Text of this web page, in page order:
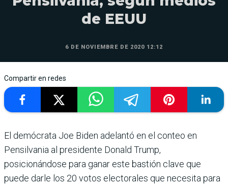
de EEUU
6 DE NOVIEMBRE DE 2020 12:12
Compartir en redes
El demócrata Joe Biden adelantó en el conteo en
Pensilvania al presidente Donald Trump,
posicionándose para ganar este bastión clave que
puede darle los 20 votos electorales que necesita para